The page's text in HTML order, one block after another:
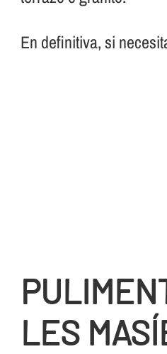
En definitiva, si
LES